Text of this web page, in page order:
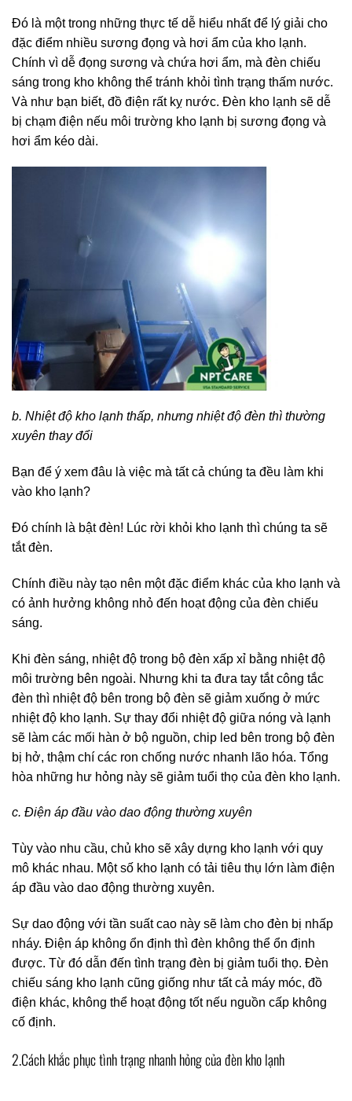
Đó là một trong những thực tế dễ hiểu nhất để lý giải cho
đặc điểm nhiều sương đọng và hơi ẩm của kho lạnh.
Chính vì dễ đọng sương và chứa hơi ẩm, mà đèn chiếu
sáng trong kho không thể tránh khỏi tình trạng thấm nước.
Và như bạn biết, đồ điện rất kỵ nước. Đèn kho lạnh sẽ dễ
bị chạm điện nếu môi trường kho lạnh bị sương đọng và
hơi ẩm kéo dài.
b. Nhiệt độ kho lạnh thấp, nhưng nhiệt độ đèn thì thường
xuyên thay đổi
Bạn để ý xem đâu là việc mà tất cả chúng ta đều làm khi
vào kho lạnh?
Đó chính là bật đèn! Lúc rời khỏi kho lạnh thì chúng ta sẽ
tắt đèn.
Chính điều này tạo nên một đặc điểm khác của kho lạnh và
có ảnh hưởng không nhỏ đến hoạt động của đèn chiếu
sáng.
Khi đèn sáng, nhiệt độ trong bộ đèn xấp xỉ bằng nhiệt độ
môi trường bên ngoài. Nhưng khi ta đưa tay tắt công tắc
đèn thì nhiệt độ bên trong bộ đèn sẽ giảm xuống ở mức
nhiệt độ kho lạnh. Sự thay đổi nhiệt độ giữa nóng và lạnh
sẽ làm các mối hàn ở bộ nguồn, chip led bên trong bộ đèn
bị hở, thậm chí các ron chống nước nhanh lão hóa. Tổng
hòa những hư hỏng này sẽ giảm tuổi thọ của đèn kho lạnh.
c. Điện áp đầu vào dao động thường xuyên
Tùy vào nhu cầu, chủ kho sẽ xây dựng kho lạnh với quy
mô khác nhau. Một số kho lạnh có tải tiêu thụ lớn làm điện
áp đầu vào dao động thường xuyên.
Sự dao động với tần suất cao này sẽ làm cho đèn bị nhấp
nháy. Điện áp không ổn định thì đèn không thể ổn định
được. Từ đó dẫn đến tình trạng đèn bị giảm tuổi thọ. Đèn
chiếu sáng kho lạnh cũng giống như tất cả máy móc, đồ
điện khác, không thể hoạt động tốt nếu nguồn cấp không
cố định.
2.Cách khắc phục tình trạng nhanh hỏng của đèn kho lạnh